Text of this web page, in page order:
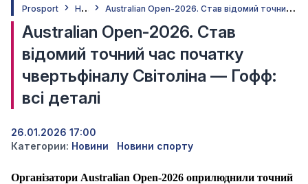
Prosport Н
овини A
ustralian Open-2026. Став відомий точний час початку чвертьфіналу Світоліна — Гофф: всі деталі
Australian Open-2026. Став
відомий точний час початку
чвертьфіналу Світоліна — Гофф:
всі деталі
26.01.2026 17:00
Категории: Новини Новини спорту
Організатори Australian Open-2026 оприлюднили точний